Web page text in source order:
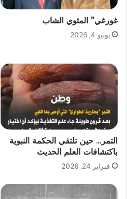
غورغي” المئوي الشاب
يونيو 4, 2026
التمر… حين تلتقي الحكمة النبوية
باكتشافات العلم الحديث
فبراير 24, 2026